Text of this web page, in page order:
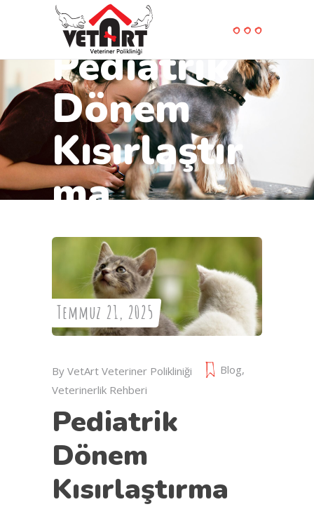
Pediatrik
Dönem
Kısırlaştır
ma
Temmuz 21, 2025
By VetArt Veteriner Polikliniği Blog,
Veterinerlik Rehberi
Pediatrik
Dönem
Kısırlaştırma